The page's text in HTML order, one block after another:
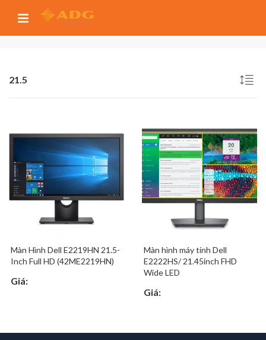
21.5
Màn Hình Dell E2219HN 21.5-
Inch Full HD (42ME2219HN)
Giá:
Màn hình máy tính Dell
E2222HS/ 21.45inch FHD
Wide LED
Giá: